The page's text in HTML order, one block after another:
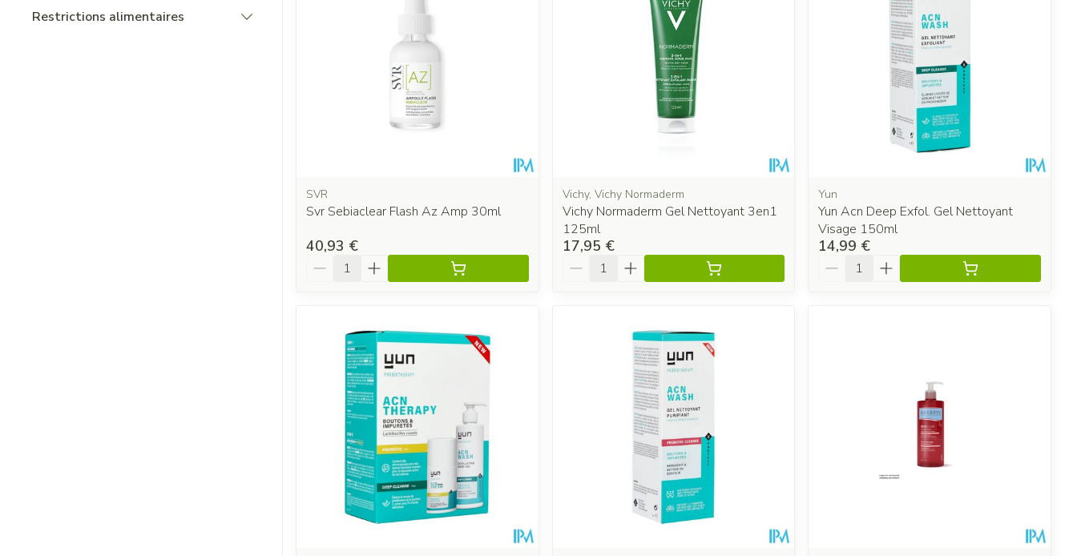
Restrictions alimentaires
SVR
Svr Sebiaclear Flash Az Amp 30ml
40,93 €
Quantité
Vichy, Vichy Normaderm
Vichy Normaderm Gel Nettoyant 3en1
125ml
17,95 €
Quantité
Yun
Yun Acn Deep Exfol. Gel Nettoyant
Visage 150ml
14,99 €
Quantité